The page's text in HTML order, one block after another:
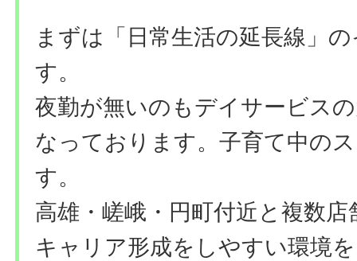
まずは「日常生活の延長線」
す。
夜勤が無いのもデイサービス
なっております。子育て中の
す。
高雄・嵯峨・円町付近と複数
キャリア形成をしやすい環境